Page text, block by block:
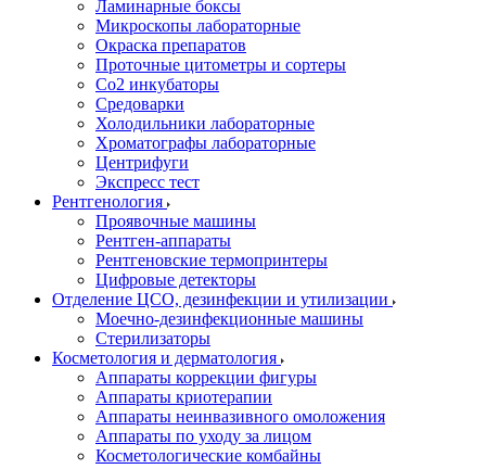
Ламинарные боксы
Микроскопы лабораторные
Окраска препаратов
Проточные цитометры и сортеры
Со2 инкубаторы
Средоварки
Холодильники лабораторные
Хроматографы лабораторные
Центрифуги
Экспресс тест
Рентгенология
Проявочные машины
Рентген-аппараты
Рентгеновские термопринтеры
Цифровые детекторы
Отделение ЦСО, дезинфекции и утилизации
Моечно-дезинфекционные машины
Стерилизаторы
Косметология и дерматология
Аппараты коррекции фигуры
Аппараты криотерапии
Аппараты неинвазивного омоложения
Аппараты по уходу за лицом
Косметологические комбайны